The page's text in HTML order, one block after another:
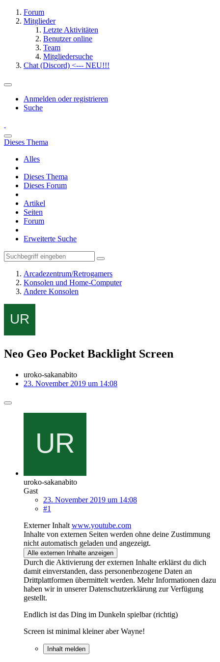
Forum
Mitglieder
Letzte Aktivitäten
Benutzer online
Team
Mitgliedersuche
Chat (Discord) <--- NEU!!!
Anmelden oder registrieren
Suche
Dieses Thema
Alles
Dieses Thema
Dieses Forum
Artikel
Seiten
Forum
Erweiterte Suche
Arcadezentrum/Retrogamers
Konsolen und Home-Computer
Andere Konsolen
Neo Geo Pocket Backlight Screen
uroko-sakanabito
23. November 2019 um 14:08
uroko-sakanabito
Gast
23. November 2019 um 14:08
#1
Externer Inhalt www.youtube.com
Inhalte von externen Seiten werden ohne deine Zustimmung
nicht automatisch geladen und angezeigt.
Alle externen Inhalte anzeigen
Durch die Aktivierung der externen Inhalte erklärst du dich
damit einverstanden, dass personenbezogene Daten an
Drittplattformen übermittelt werden. Mehr Informationen dazu
haben wir in unserer Datenschutzerklärung zur Verfügung
gestellt.
Endlich ist das Ding im Dunkeln spielbar (richtig)
Screen ist minimal kleiner aber Wayne!
Inhalt melden